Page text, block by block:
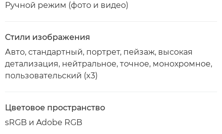
Ручной режим (фото и видео)
Стили изображения
Авто, стандартный, портрет, пейзаж, высокая
детализация, нейтральное, точное, монохромное,
пользовательский (x3)
Цветовое пространство
sRGB и Adobe RGB